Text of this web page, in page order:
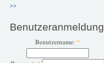
>>
Benutzeranmeldung
Benutzername: *